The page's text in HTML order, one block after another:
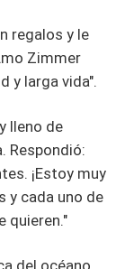
regalos y le
Zimmer
y larga vida".
lleno de
Respondió:
¡Estoy muy
y cada uno de
quieren."
del océano.